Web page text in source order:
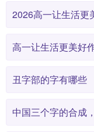
2026高一让生活更
高一让生活更美好
丑字部的字有哪些
中国三个字的合成